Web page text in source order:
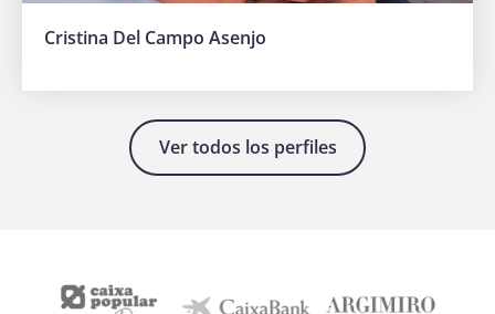
Cristina Del Campo Asenjo
Ver todos los perfiles